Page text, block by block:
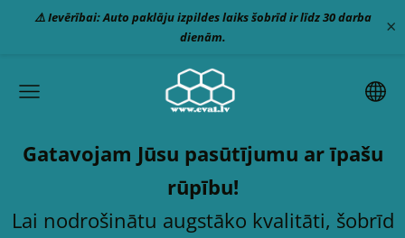
⚠️ Ievērībai: Auto paklāju izpildes laiks šobrīd ir līdz 30 darba
dienām.
×
Gatavojam Jūsu pasūtījumu ar īpašu
rūpību!
Lai nodrošinātu augstāko kvalitāti, šobrīd